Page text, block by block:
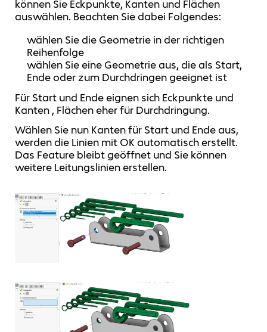
können Sie Eckpunkte, Kanten und Flächen
auswählen. Beachten Sie dabei Folgendes:
wählen Sie die Geometrie in der richtigen
Reihenfolge
wählen Sie eine Geometrie aus, die als Start,
Ende oder zum Durchdringen geeignet ist
Für Start und Ende eignen sich Eckpunkte und
Kanten , Flächen eher für Durchdringung.
Wählen Sie nun Kanten für Start und Ende aus,
werden die Linien mit OK automatisch erstellt.
Das Feature bleibt geöffnet und Sie können
weitere Leitungslinien erstellen.